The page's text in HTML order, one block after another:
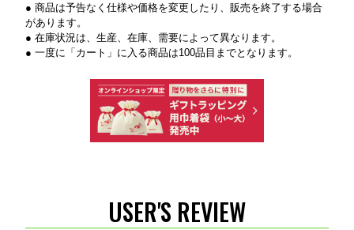
● 商品は予告なく仕様や価格を変更したり、販売を終了する場合
があります。
● 在庫状況は、生産、在庫、需要によって異なります。
● 一度に「カート」に入る商品は100品目までとなります。
USER'S REVIEW